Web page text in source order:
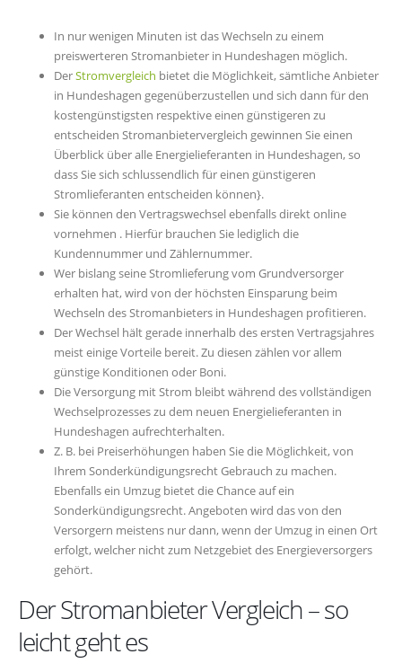
In nur wenigen Minuten ist das Wechseln zu einem
preiswerteren Stromanbieter in Hundeshagen möglich.
DerStromvergleich bietet die Möglichkeit, sämtliche Anbieter
in Hundeshagen gegenüberzustellen und sich dann für den
kostengünstigsten respektive einen günstigeren zu
entscheiden Stromanbietervergleich gewinnen Sie einen
Überblick über alle Energielieferanten in Hundeshagen, so
dass Sie sich schlussendlich für einen günstigeren
Stromlieferanten entscheiden können}.
Sie können den Vertragswechsel ebenfalls direkt online
vornehmen . Hierfür brauchen Sie lediglich die
Kundennummer und Zählernummer.
Wer bislang seine Stromlieferung vom Grundversorger
erhalten hat, wird von der höchsten Einsparung beim
Wechseln des Stromanbieters in Hundeshagen profitieren.
Der Wechsel hält gerade innerhalb des ersten Vertragsjahres
meist einige Vorteile bereit. Zu diesen zählen vor allem
günstige Konditionen oder Boni.
Die Versorgung mit Strom bleibt während des vollständigen
Wechselprozesses zu dem neuen Energielieferanten in
Hundeshagen aufrechterhalten.
Z. B. bei Preiserhöhungen haben Sie die Möglichkeit, von
Ihrem Sonderkündigungsrecht Gebrauch zu machen.
Ebenfalls ein Umzug bietet die Chance auf ein
Sonderkündigungsrecht. Angeboten wird das von den
Versorgern meistens nur dann, wenn der Umzug in einen Ort
erfolgt, welcher nicht zum Netzgebiet des Energieversorgers
gehört.
Der Stromanbieter Vergleich – so
leicht geht es